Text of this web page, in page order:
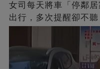
女司每天將車「停鄰
出行，多次提醒卻不